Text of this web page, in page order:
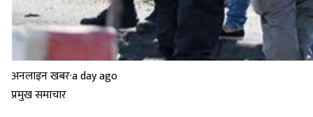
अनलाइन खबर·a day ago
प्रमुख समाचार